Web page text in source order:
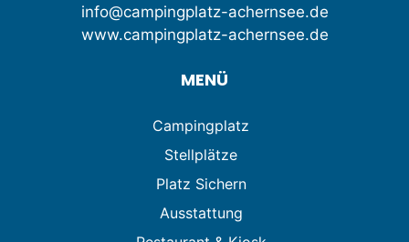
info@campingplatz-achernsee.de
www.campingplatz-achernsee.de
MENÜ
Campingplatz
Stellplätze
Platz Sichern
Ausstattung